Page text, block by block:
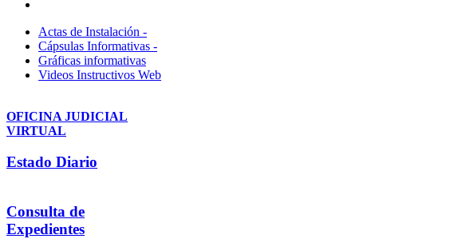
Actas de Instalación -
Cápsulas Informativas -
Gráficas informativas
Videos Instructivos Web
OFICINA JUDICIAL
VIRTUAL
Estado Diario
Consulta de
Expedientes